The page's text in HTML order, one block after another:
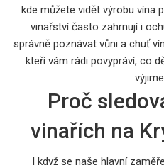
kde můžete vidět výrobu vína
vinařství často zahrnují i
správně poznávat vůni a chuť
kteří vám rádi povypráví, co
Proč
vinařích na
I když se naše hlavní